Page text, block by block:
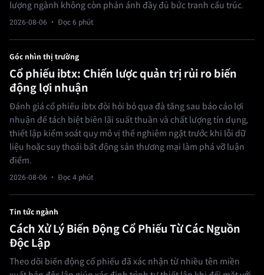
lượng ngành không còn phản ánh đầy đủ bức tranh cấu trúc.
2026-08-06 · Đọc 6 phút
Góc nhìn thị trường
Cổ phiếu ibtx: Chiến lược quản trị rủi ro biến
động lợi nhuận
Đánh giá cổ phiếu ibtx đòi hỏi bỏ qua đà tăng sau báo cáo lợi
nhuận để tách biệt biên lãi suất thuần và chất lượng tín dụng,
thiết lập kiểm soát quy mô vị thế nghiêm ngặt trước khi lỗi dữ
liệu hoặc suy thoái bất động sản thương mại làm phá vỡ luận
điểm.
2026-08-06 · Đọc 4 phút
Tin tức ngành
Cách Xử Lý Biến Động Cổ Phiếu Từ Các Nguồn
Độc Lập
Theo dõi biến động cổ phiếu đã xác nhận từ nhiều tên miền